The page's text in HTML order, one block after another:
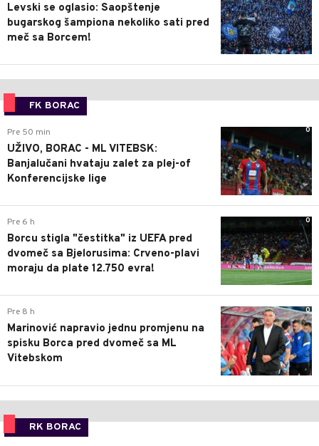
Levski se oglasio: Saopštenje
bugarskog šampiona nekoliko sati pred
meč sa Borcem!
FK BORAC
0
Pre 50 min
UŽIVO, BORAC - ML VITEBSK:
Banjalučani hvataju zalet za plej-of
Konferencijske lige
0
Pre 6 h
Borcu stigla "čestitka" iz UEFA pred
dvomeč sa Bjelorusima: Crveno-plavi
moraju da plate 12.750 evra!
0
Pre 8 h
Marinović napravio jednu promjenu na
spisku Borca pred dvomeč sa ML
Vitebskom
RK BORAC